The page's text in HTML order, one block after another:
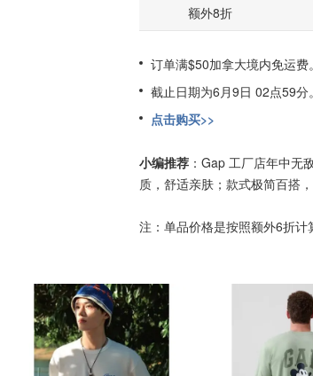
额外8折
订单满$50加拿大境内免运费。
截止日期为6月9日 02点59分。
点击购买>>
小编推荐 ：Gap 工厂店年中无
质，舒适亲肤；款式极简百搭
注：单品价格是按照额外6折计